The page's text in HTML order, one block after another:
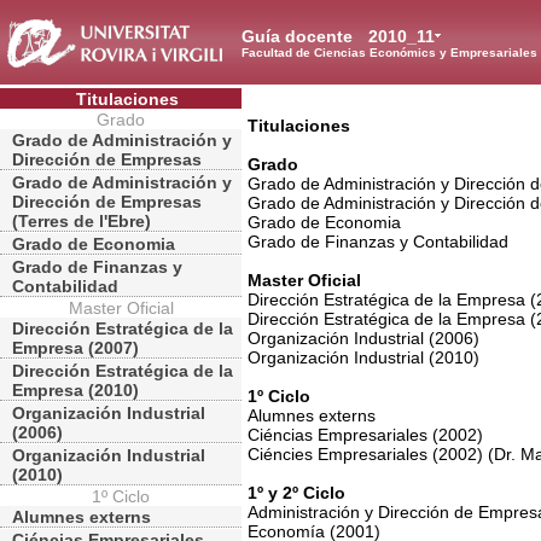
2010_11
Guía docente
Facultad de Ciencias Económics y Empresariales
Titulaciones
Grado
Grado de Administración y
Dirección de Empresas
Grado de Administración y
Dirección de Empresas
(Terres de l'Ebre)
Grado de Economia
Grado de Finanzas y
Contabilidad
Master Oficial
Dirección Estratégica de la
Empresa (2007)
Dirección Estratégica de la
Empresa (2010)
Organización Industrial
(2006)
Organización Industrial
(2010)
1º Ciclo
Alumnes externs
Titulaciones
Grado
Grado de Administración y Dirección
Grado de Administración y Dirección
Grado de Economia
Grado de Finanzas y Contabilidad
Master Oficial
Dirección Estratégica de la Empresa
Dirección Estratégica de la Empresa
Organización Industrial (2006)
Organización Industrial (2010)
1º Ciclo
Alumnes externs
Ciéncias Empresariales (2002)
Ciéncies Empresariales (2002) (Dr.
1º y 2º Ciclo
Administración y Dirección de
Economía (2001)